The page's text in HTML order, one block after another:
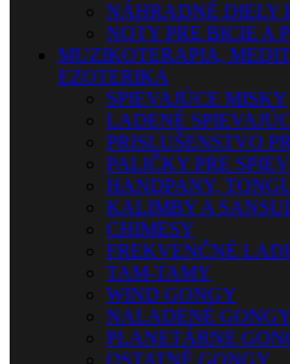
NÁHRADNÉ DIELY
NOTY PRE BICIE A
MUZIKOTERAPIA,
EZOTERIKA
SPIEVAJÚCE MISKY
LADENÉ
PRISLUŠENSTVO
PALIČKY PRE
HANDPANY,
KALIMBY A
CHIMESY
FREKVENČNÉ
TAM-TAMY
WIND GONGY
NALADENÉ GONGY
PLANETÁRNE
OSTATNÉ GONGY